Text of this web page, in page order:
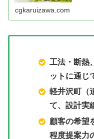
cgkaruizawa.com
工法・断熱
ットに通じ
軽井沢町（
て、設計実
顧客の希望
程度提案力